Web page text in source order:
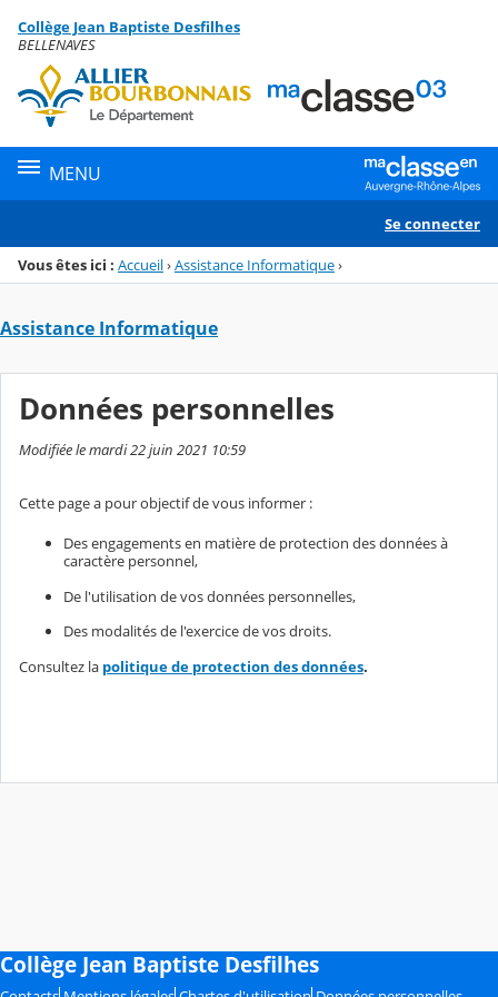
Menu de la rubrique
Contenu
Collège Jean Baptiste Desfilhes
BELLENAVES
MENU
Se connecter
Vous êtes ici : Accueil›Assistance Informatique›
Assistance Informatique
Données personnelles
Modifiée le mardi 22 juin 2021 10:59
Cette page a pour objectif de vous informer :
Des engagements en matière de protection des données à
caractère personnel,
De l'utilisation de vos données personnelles,
Des modalités de l'exercice de vos droits.
Consultez la politique de protection des données.
Collège Jean Baptiste Desfilhes